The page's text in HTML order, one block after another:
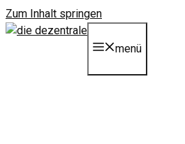
Zum Inhalt springen
menü